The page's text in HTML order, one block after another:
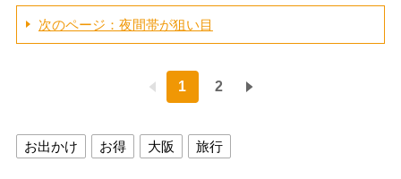
次のページ：夜間帯が狙い目
1 2
お出かけ お得 大阪 旅行